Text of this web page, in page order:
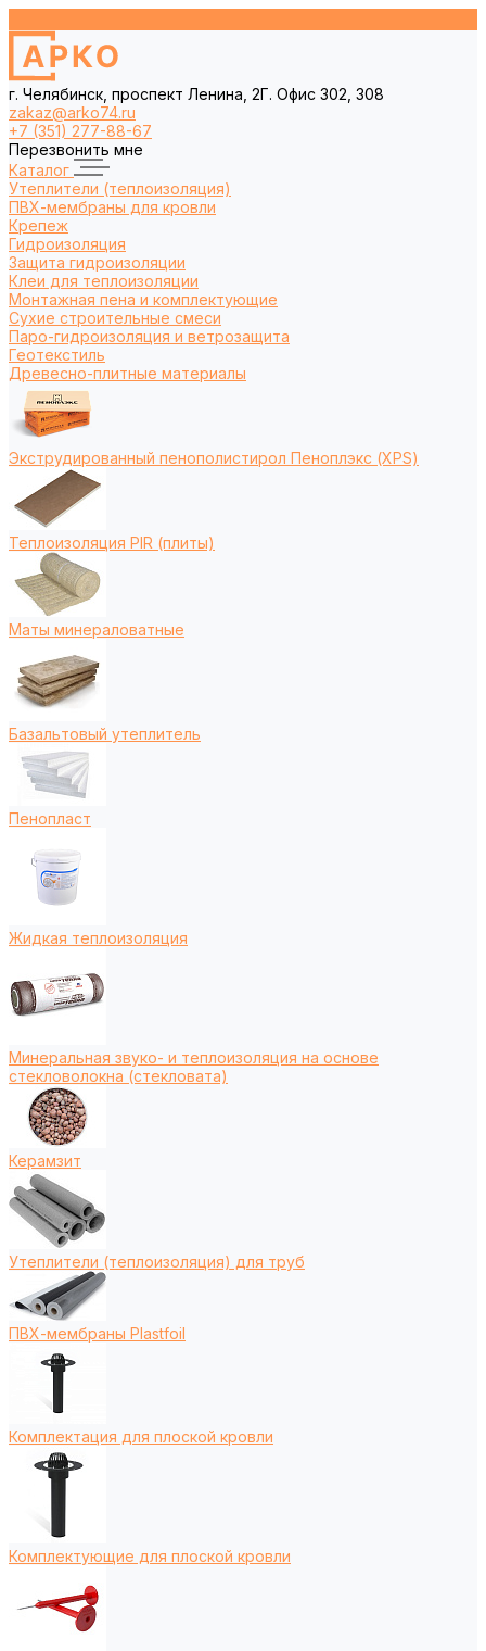
г. Челябинск, проспект Ленина, 2Г. Офис 302, 308
zakaz@arko74.ru
+7 (351) 277-88-67
Перезвонить мне
Каталог
Утеплители (теплоизоляция)
ПВХ-мембраны для кровли
Крепеж
Гидроизоляция
Защита гидроизоляции
Клеи для теплоизоляции
Монтажная пена и комплектующие
Сухие строительные смеси
Паро-гидроизоляция и ветрозащита
Геотекстиль
Древесно-плитные материалы
Экструдированный пенополистирол Пеноплэкс (XPS)
Теплоизоляция PIR (плиты)
Маты минераловатные
Базальтовый утеплитель
Пенопласт
Жидкая теплоизоляция
Минеральная звуко- и теплоизоляция на основе
стекловолокна (стекловата)
Керамзит
Утеплители (теплоизоляция) для труб
ПВХ-мембраны Plastfoil
Комплектация для плоской кровли
Комплектующие для плоской кровли